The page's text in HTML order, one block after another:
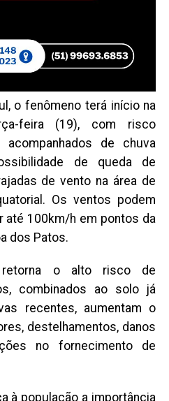
o fenômeno terá início na
feira (19), com risco
de chuva
de queda de
de vento na área de
Os ventos podem
até 100km/h em pontos da
dos Patos.
retorna o alto risco de
combinados ao solo já
recentes, aumentam o
destelhamentos, danos
no fornecimento de
à população a importância